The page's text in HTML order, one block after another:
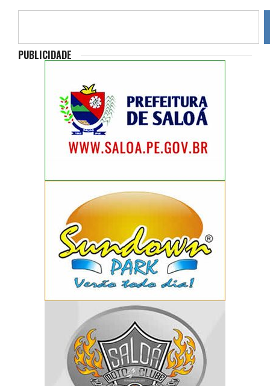
PUBLICIDADE